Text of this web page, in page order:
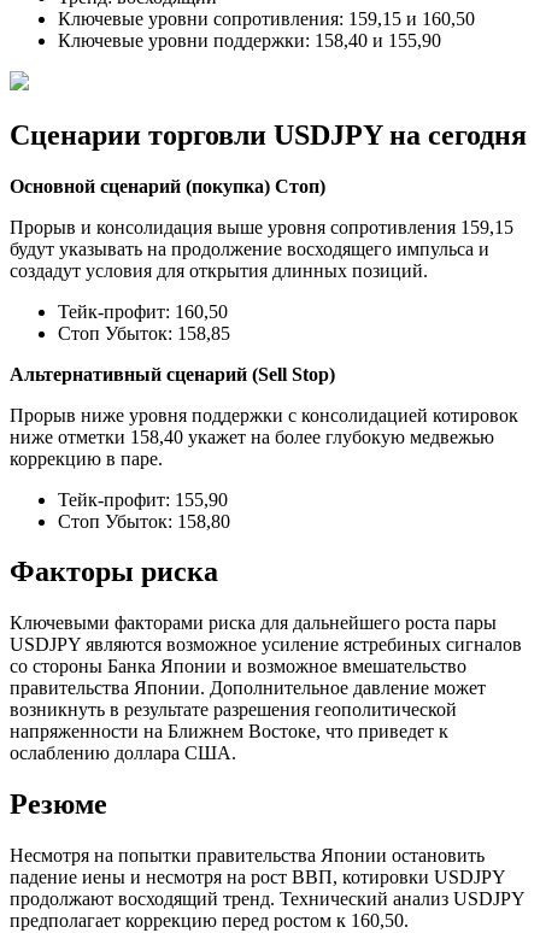
Ключевые уровни сопротивления: 159,15 и 160,50
Ключевые уровни поддержки: 158,40 и 155,90
Сценарии торговли USDJPY на сегодня
Основной сценарий (покупка) Стоп)
Прорыв и консолидация выше уровня сопротивления 159,15
будут указывать на продолжение восходящего импульса и
создадут условия для открытия длинных позиций.
Тейк-профит: 160,50
Стоп Убыток: 158,85
Альтернативный сценарий (Sell Stop)
Прорыв ниже уровня поддержки с консолидацией котировок
ниже отметки 158,40 укажет на более глубокую медвежью
коррекцию в паре.
Тейк-профит: 155,90
Стоп Убыток: 158,80
Факторы риска
Ключевыми факторами риска для дальнейшего роста пары
USDJPY являются возможное усиление ястребиных сигналов
со стороны Банка Японии и возможное вмешательство
правительства Японии. Дополнительное давление может
возникнуть в результате разрешения геополитической
напряженности на Ближнем Востоке, что приведет к
ослаблению доллара США.
Резюме
Несмотря на попытки правительства Японии остановить
падение иены и несмотря на рост ВВП, котировки USDJPY
продолжают восходящий тренд. Технический анализ USDJPY
предполагает коррекцию перед ростом к 160,50.